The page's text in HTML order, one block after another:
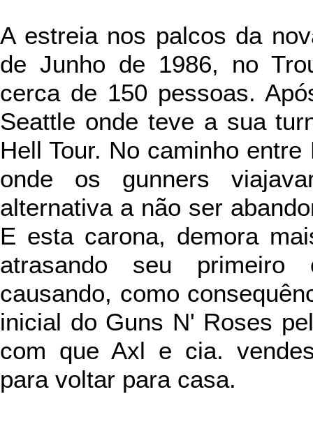
A estreia nos palcos da
de Junho de 1986, no
cerca de 150 pessoas.
Seattle onde teve a sua
Hell Tour. No caminho
onde os gunners
alternativa a não ser
E esta carona, demora
atrasando seu primeiro
causando, como
inicial do Guns N' Roses
com que Axl e cia.
para voltar para casa.